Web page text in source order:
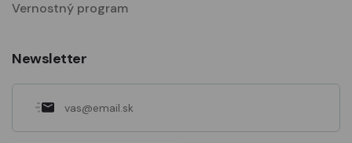
Vernostný program
Newsletter